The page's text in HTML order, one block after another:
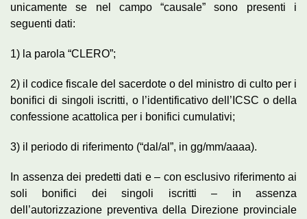
unicamente se nel campo “causale” sono presenti i
seguenti dati:
1) la parola “CLERO”;
2) il codice fiscale del sacerdote o del ministro di culto per i
bonifici di singoli iscritti, o l’identificativo dell’ICSC o della
confessione acattolica per i bonifici cumulativi;
3) il periodo di riferimento (“dal/al”, in gg/mm/aaaa).
In assenza dei predetti dati e – con esclusivo riferimento ai
soli bonifici dei singoli iscritti – in assenza
dell’autorizzazione preventiva della Direzione provinciale